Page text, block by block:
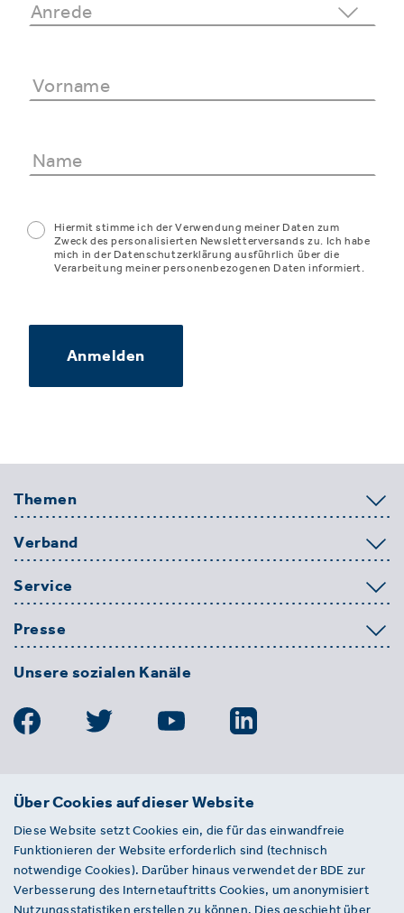
Hiermit stimme ich der Verwendung meiner Daten zum
Zweck des personalisierten Newsletterversands zu. Ich habe
mich in der Datenschutzerklärung ausführlich über die
Verarbeitung meiner personenbezogenen Daten informiert.
Anmelden
Themen
Verband
Service
Presse
Unsere sozialen Kanäle
BDE
Entsorgungs-, Wasser- und
Kreislaufwirtschaft e. V.
Von-der-Heydt-Straße 2
D 10785 Berlin
Über Cookies auf dieser Website
Diese Website setzt Cookies ein, die für das einwandfreie
Funktionieren der Website erforderlich sind (technisch
notwendige Cookies). Darüber hinaus verwendet der BDE zur
Verbesserung des Internetauftritts Cookies, um anonymisiert
Nutzungsstatistiken erstellen zu können. Dies geschieht über